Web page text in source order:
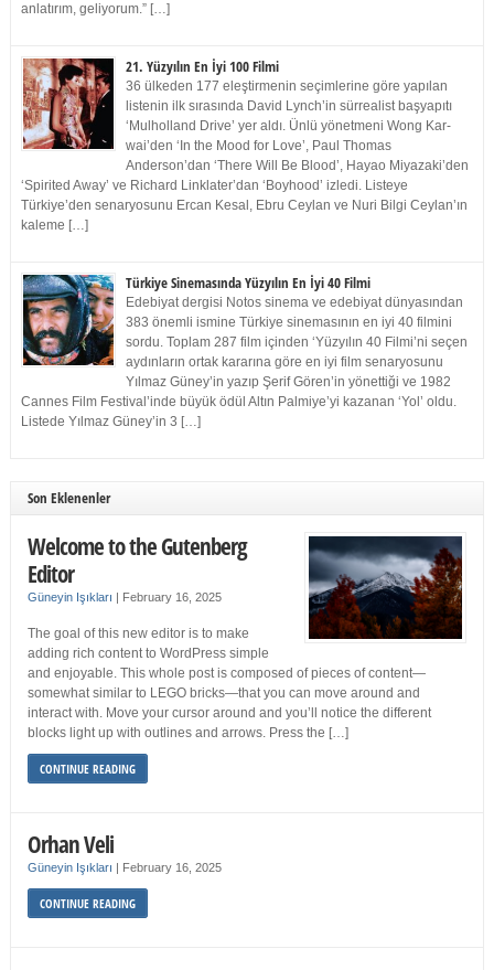
anlatırım, geliyorum.” […]
21. Yüzyılın En İyi 100 Filmi
36 ülkeden 177 eleştirmenin seçimlerine göre yapılan
listenin ilk sırasında David Lynch’in sürrealist başyapıtı
‘Mulholland Drive’ yer aldı. Ünlü yönetmeni Wong Kar-
wai’den ‘In the Mood for Love’, Paul Thomas
Anderson’dan ‘There Will Be Blood’, Hayao Miyazaki’den
‘Spirited Away’ ve Richard Linklater’dan ‘Boyhood’ izledi. Listeye
Türkiye’den senaryosunu Ercan Kesal, Ebru Ceylan ve Nuri Bilgi Ceylan’ın
kaleme […]
Türkiye Sinemasında Yüzyılın En İyi 40 Filmi
Edebiyat dergisi Notos sinema ve edebiyat dünyasından
383 önemli ismine Türkiye sinemasının en iyi 40 filmini
sordu. Toplam 287 film içinden ‘Yüzyılın 40 Filmi’ni seçen
aydınların ortak kararına göre en iyi film senaryosunu
Yılmaz Güney’in yazıp Şerif Gören’in yönettiği ve 1982
Cannes Film Festival’inde büyük ödül Altın Palmiye’yi kazanan ‘Yol’ oldu.
Listede Yılmaz Güney’in 3 […]
Son Eklenenler
Welcome to the Gutenberg
Editor
Güneyin Işıkları | February 16, 2025
The goal of this new editor is to make
adding rich content to WordPress simple
and enjoyable. This whole post is composed of pieces of content—
somewhat similar to LEGO bricks—that you can move around and
interact with. Move your cursor around and you’ll notice the different
blocks light up with outlines and arrows. Press the […]
CONTINUE READING
Orhan Veli
Güneyin Işıkları | February 16, 2025
CONTINUE READING